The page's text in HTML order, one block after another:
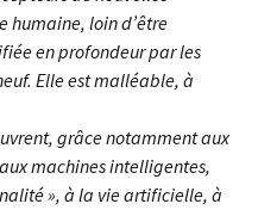
humaine, loin d’être
en profondeur par les
Elle est malléable, à
grâce notamment aux
machines intelligentes,
», à la vie artificielle, à